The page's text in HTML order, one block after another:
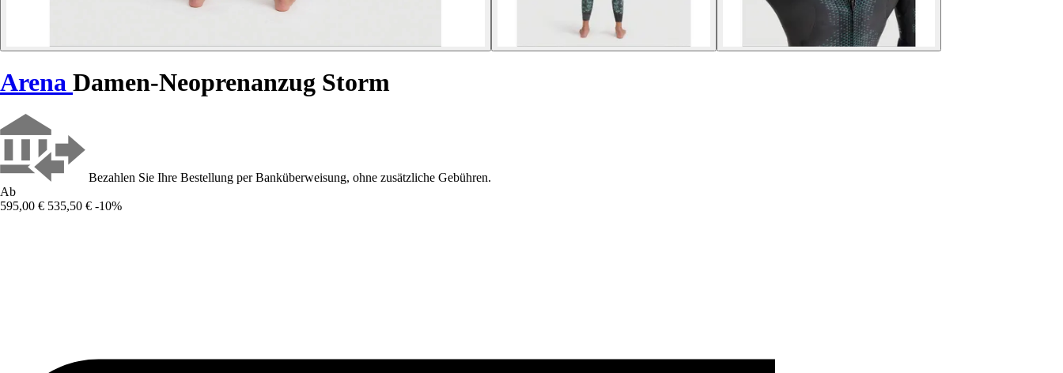
Arena Damen-Neoprenanzug Storm
Bezahlen Sie Ihre Bestellung per Banküberweisung, ohne zusätzliche Gebühren.
Ab
595,00 € 535,50 € -10%